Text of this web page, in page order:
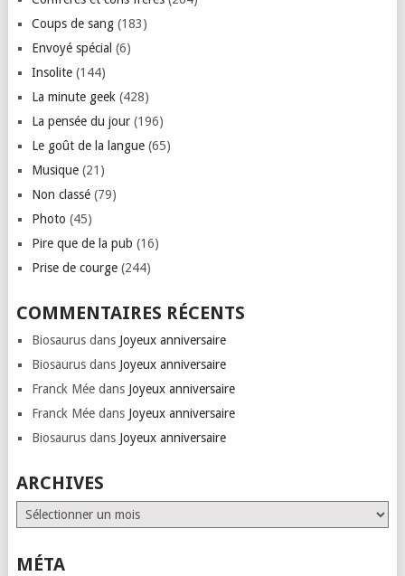
Coups de sang(183)
Envoyé spécial (6)
Insolite(144)
La minute geek (428)
La pensée du jour(196)
Le goût de la langue(65)
Musique(21)
Non classé(79)
Photo (45)
Pire que de la pub (16)
Prise de courge(244)
COMMENTAIRES RÉCENTS
Biosaurusdans Joyeux anniversaire
Biosaurusdans Joyeux anniversaire
Franck Méedans Joyeux anniversaire
Franck Méedans Joyeux anniversaire
Biosaurusdans Joyeux anniversaire
ARCHIVES
Archives
MÉTA